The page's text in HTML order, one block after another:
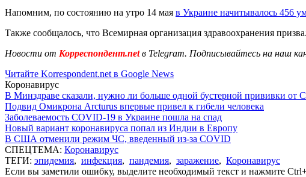
Напомним, по состоянию на утро 14 мая в Украине начитывалось 456
Также сообщалось, что Всемирная организация здравоохранения
Новости от Корреспондент.netв Telegram. Подписывайтесь на наш
Читайте Korrespondent.net в Google News
Коронавирус
В Минздраве сказали, нужно ли больше одной бустерной прививки от
Подвид Омикрона Arcturus впервые привел к гибели человека
Заболеваемость COVID-19 в Украине пошла на спад
Новый вариант коронавируса попал из Индии в Европу
В США отменили режим ЧС, введенный из-за COVID
СПЕЦТЕМА: Коронавирус
ТЕГИ: эпидемия, инфекция, пандемия, заражение, Коронавирус
Если вы заметили ошибку, выделите необходимый текст и нажмите